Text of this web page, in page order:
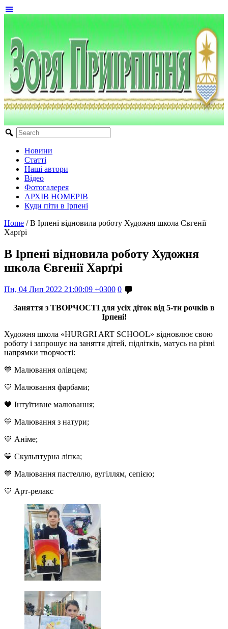
Новини
Статті
Наші автори
Відео
Фотогалерея
АРХІВ НОМЕРІВ
Куди піти в Ірпені
Home / В Ірпені відновила роботу Художня школа Євгенії
Харґрі
В Ірпені відновила роботу Художня
школа Євгенії Харґрі
Пн, 04 Лип 2022 21:00:09 +0300 0
Заняття з ТВОРЧОСТІ для усіх діток від 5-ти рочків в
Ірпені!
Художня школа «HURGRI ART SCHOOL» відновлює свою
роботу і запрошує на заняття дітей, підлітків, матусь на різні
напрямки творчості:
💙 Малювання олівцем;
💛 Малювання фарбами;
💙 Інтуїтивне малювання;
💛 Малювання з натури;
💙 Аніме;
💛 Скульптурна ліпка;
💙 Малювання пастеллю, вугіллям, сепією;
💛 Арт-релакс